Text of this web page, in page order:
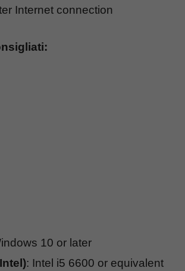
Internet connection
10 or later
: Intel i5 6600 or equivalent